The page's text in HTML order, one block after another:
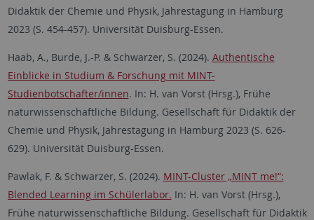
Didaktik der Chemie und Physik, Jahrestagung in Hamburg
2023 (S. 454-457). Universität Duisburg-Essen.
Haab, A., Burde, J.-P. & Schwarzer, S. (2024). Authentische
Einblicke in Studium & Forschung mit MINT-
Studienbotschafter/innen. In: H. van Vorst (Hrsg.), Frühe
naturwissenschaftliche Bildung. Gesellschaft für Didaktik der
Chemie und Physik, Jahrestagung in Hamburg 2023 (S. 626-
629). Universität Duisburg-Essen.
Pawlak, F. & Schwarzer, S. (2024). MINT-Cluster „MINT me!“:
Blended Learning im Schülerlabor. In: H. van Vorst (Hrsg.),
Frühe naturwissenschaftliche Bildung. Gesellschaft für Didaktik